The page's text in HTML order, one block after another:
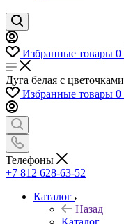
Избранные товары 0
Дуга белая с
Избранные товары 0
Телефоны
+7 812 628-63-52
Каталог
Назад
Каталог